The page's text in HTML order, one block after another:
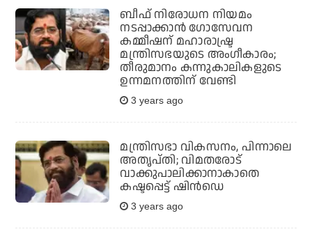
ബീഫ് നിരോധന നിയമം
നടപ്പാക്കാന്‍ ഗോസേവന
കമ്മീഷന് മഹാരാഷ്ട്ര
മന്ത്രിസഭയുടെ അംഗീകാരം;
തീരുമാനം കന്നുകാലികളുടെ
ഉന്നമനത്തിന് വേണ്ടി
3 years ago
മന്ത്രിസഭാ വികസനം, പിന്നാലെ
അതൃപ്തി; വിമതരോട്
വാക്കുപാലിക്കാനാകാതെ
കഷ്ടപ്പെട്ട് ഷിന്‍ഡെ
3 years ago